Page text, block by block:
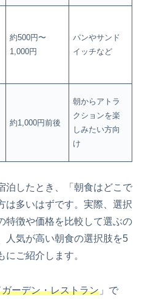
約500円〜
1,000円
パンやサンド
イッチなど
約1,000円前後
朝からアトラ
クションを楽
しみたい方向
け
泊したとき、「朝食はどこで
は多いはずです。実際、選択
特徴や価格を比較して選ぶの
人気が高い朝食の選択肢を5
ご紹介します。
ーデン・レストラン 」で